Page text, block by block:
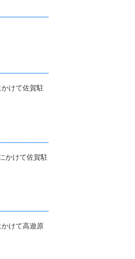
けて佐賀駐
かけて佐賀駐
けて高遊原